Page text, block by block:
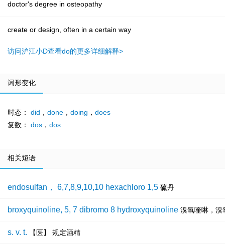
doctor's degree in osteopathy
create or design, often in a certain way
访问沪江小D查看do的更多详细解释>
词形变化
时态： did ， done ， doing ， does
复数：
dos ， dos
相关短语
endosulfan， 6,7,8,9,10,10 hexachloro 1,5 硫丹
broxyquinoline, 5, 7 dibromo 8 hydroxyquinoline 溴氧喹啉，溴
s. v. t. 【医】 规定酒精